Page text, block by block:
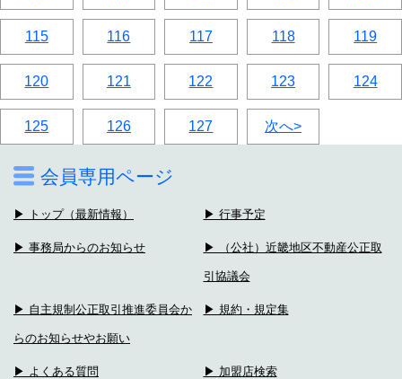
会員専用ページ
▶ トップ（最新情報） ▶ 行事予定
▶ 事務局からのお知らせ ▶ （公社）近畿地区不動産公正取
引協議会
▶ 自主規制公正取引推進委員会か
らのお知らせやお願い
▶ 規約・規定集
▶ よくある質問 ▶ 加盟店検索
115 116 117 118 119
120 121 122 123 124
125 126 127 次へ>